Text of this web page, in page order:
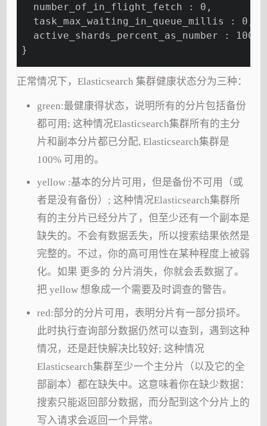
  number_of_in_flight_fetch : 0,
  task_max_waiting_in_queue_millis : 0,
active_shards_percent_as_number : 100.0
}
正常情况下，Elasticsearch 集群健康状态分为三种：
green:最健康得状态，说明所有的分片包括备份
都可用; 这种情况Elasticsearch集群所有的主分
片和副本分片都已分配, Elasticsearch集群是
100% 可用的。
yellow :基本的分片可用，但是备份不可用（或
者是没有备份）; 这种情况Elasticsearch集群所
有的主分片已经分片了，但至少还有一个副本是
缺失的。不会有数据丢失，所以搜索结果依然是
完整的。不过，你的高可用性在某种程度上被弱
化。如果 更多的 分片消失，你就会丢数据了。
把 yellow 想象成一个需要及时调查的警告。
red:部分的分片可用，表明分片有一部分损坏。
此时执行查询部分数据仍然可以查到，遇到这种
情况，还是赶快解决比较好; 这种情况
Elasticsearch集群至少一个主分片（以及它的全
部副本）都在缺失中。这意味着你在缺少数据：
搜索只能返回部分数据，而分配到这个分片上的
写入请求会返回一个异常。